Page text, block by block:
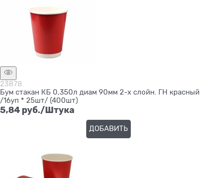
23878
Бум стакан КБ 0,350л диам 90мм 2-х слойн. ГН красный
/16уп * 25шт/ (400шт)
5,84 руб./Штука
ДОБАВИТЬ